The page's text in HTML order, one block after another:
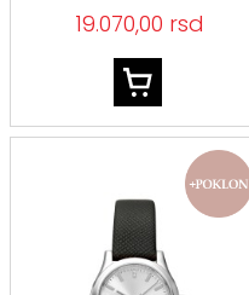
19.070,00 rsd